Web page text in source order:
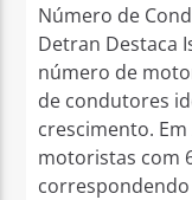
Número de
Detran Destaca
número de
de condutores
crescimento.
motoristas com